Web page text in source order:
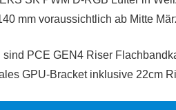
mm voraussichtlich ab Mitte
PCE GEN4 Riser
GPU-Bracket inklusive 22cm